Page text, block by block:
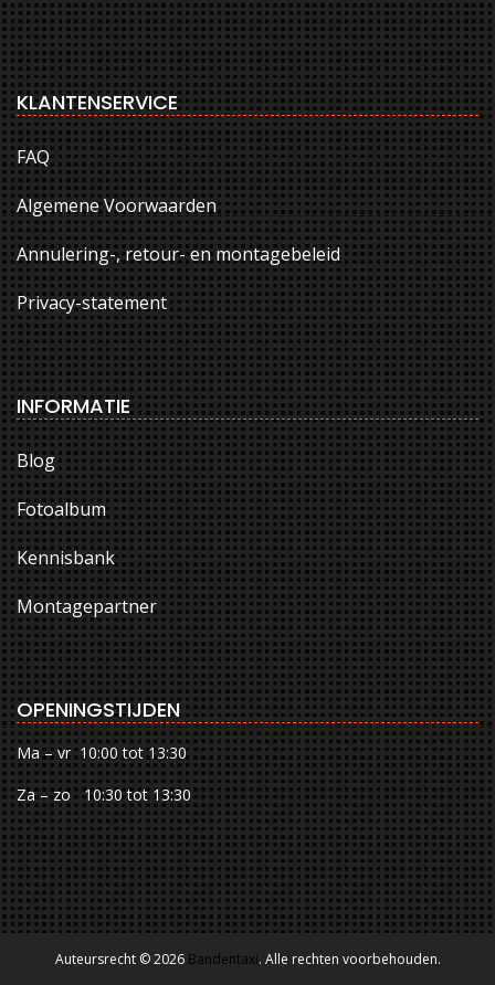
KLANTENSERVICE
FAQ
Algemene Voorwaarden
Annulering-, retour- en montagebeleid
Privacy-statement
INFORMATIE
Blog
Fotoalbum
Kennisbank
Montagepartner
OPENINGSTIJDEN
Ma – vr 10:00 tot 13:30
Za – zo 10:30 tot 13:30
Auteursrecht © 2026 Bandentaxi. Alle rechten voorbehouden.